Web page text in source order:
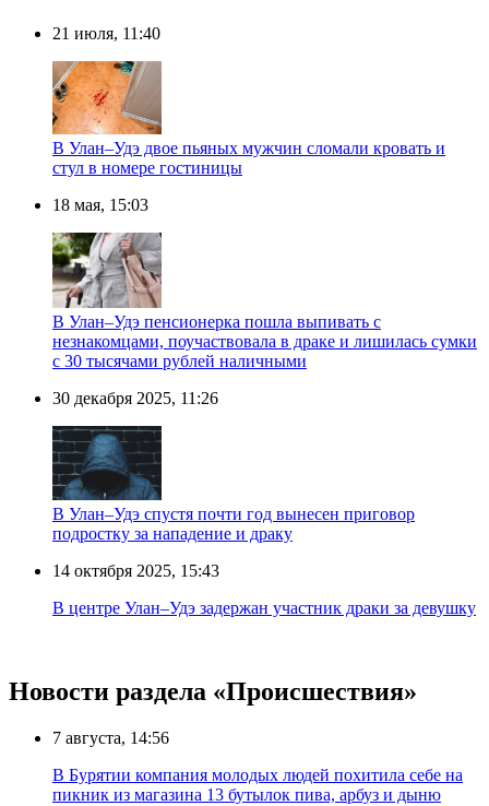
21 июля, 11:40
В Улан–Удэ двое пьяных мужчин сломали кровать и
стул в номере гостиницы
18 мая, 15:03
В Улан–Удэ пенсионерка пошла выпивать с
незнакомцами, поучаствовала в драке и лишилась сумки
с 30 тысячами рублей наличными
30 декабря 2025, 11:26
В Улан–Удэ спустя почти год вынесен приговор
подростку за нападение и драку
14 октября 2025, 15:43
В центре Улан–Удэ задержан участник драки за девушку
Новости раздела «Происшествия»
7 августа, 14:56
В Бурятии компания молодых людей похитила себе на
пикник из магазина 13 бутылок пива, арбуз и дыню